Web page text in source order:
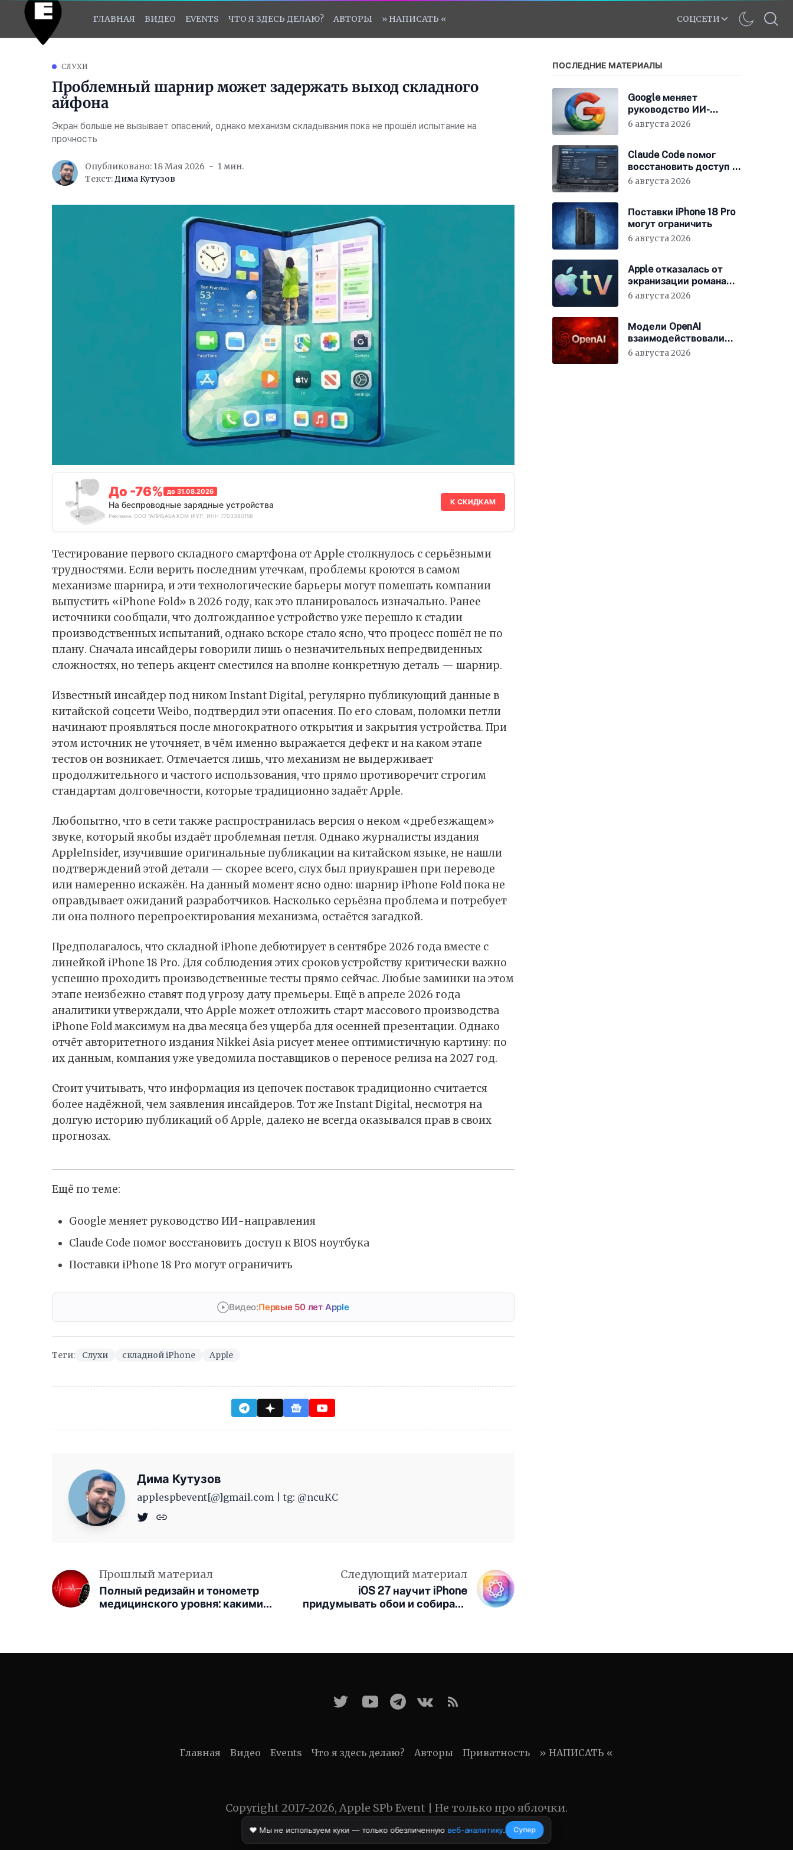
ГЛАВНАЯ ВИДЕО EVENTS ЧТО Я ЗДЕСЬ ДЕЛАЮ? АВТОРЫ » НАПИСАТЬ « СОЦСЕТИ
СЛУХИ
Проблемный шарнир может задержать выход складного
айфона
Экран больше не вызывает опасений, однако механизм складывания пока не прошёл испытание на
прочность
Опубликовано: 18 Мая 2026
1 мин.
Текст:Дима Кутузов
До -76% до 31.08.2026
На беспроводные зарядные устройства
Реклама. ООО "АЛИБАБА.КОМ (РУ)", ИНН 7703380158
К СКИДКАМ
Тестирование первого складного смартфона от Apple столкнулось с серьёзными
трудностями. Если верить последним утечкам, проблемы кроются в самом
механизме шарнира, и эти технологические барьеры могут помешать компании
выпустить «iPhone Fold» в 2026 году, как это планировалось изначально. Ранее
источники сообщали, что долгожданное устройство уже перешло к стадии
производственных испытаний, однако вскоре стало ясно, что процесс пошёл не по
плану. Сначала инсайдеры говорили лишь о незначительных непредвиденных
сложностях, но теперь акцент сместился на вполне конкретную деталь — шарнир.
Известный инсайдер под ником Instant Digital, регулярно публикующий данные в
китайской соцсети Weibo, подтвердилэти опасения. По его словам, поломки петли
начинают проявляться после многократного открытия и закрытия устройства. При
этом источник не уточняет, в чём именно выражается дефект и на каком этапе
тестов он возникает. Отмечается лишь, что механизм не выдерживает
продолжительного и частого использования, что прямо противоречит строгим
стандартам долговечности, которые традиционно задаёт Apple.
Любопытно, что в сети также распространилась версия о неком «дребезжащем»
звуке, который якобы издаёт проблемная петля. Однако журналисты издания
AppleInsider, изучившие оригинальные публикации на китайском языке, не нашли
подтверждений этой детали — скорее всего, слух был приукрашен при переводе
или намеренно искажён. На данный момент ясно одно: шарнир iPhone Fold пока не
оправдывает ожиданий разработчиков. Насколько серьёзна проблема и потребует
ли она полного перепроектирования механизма, остаётся загадкой.
Предполагалось, что складной iPhone дебютирует в сентябре 2026 года вместе с
линейкой iPhone 18 Pro. Для соблюдения этих сроков устройству критически важно
успешно проходить производственные тесты прямо сейчас. Любые заминки на этом
этапе неизбежно ставят под угрозу дату премьеры. Ещё в апреле 2026 года
аналитики утверждали, что Apple может отложить старт массового производства
iPhone Fold максимум на два месяца без ущерба для осенней презентации. Однако
отчёт авторитетного издания Nikkei Asia рисует менее оптимистичную картину: по
их данным, компания уже уведомила поставщиков о переносе релиза на 2027 год.
Стоит учитывать, что информация из цепочек поставок традиционно считается
более надёжной, чем заявления инсайдеров. Тот же Instant Digital, несмотря на
долгую историю публикаций об Apple, далеко не всегда оказывался прав в своих
прогнозах.
Ещё по теме:
Google меняет руководство ИИ-направления
Claude Code помог восстановить доступ к BIOS ноутбука
Поставки iPhone 18 Pro могут ограничить
Видео:Первые 50 лет Apple
Теги: Слухи складной iPhone Apple
Дима Кутузов
applespbevent[@]gmail.com | tg: @ncuKC
Прошлый материал
Полный редизайн и тонометр
медицинского уровня: какими
Следующий материал
iOS 27 научит iPhone
придумывать обои и собирать
ПОСЛЕДНИЕ МАТЕРИАЛЫ
Google меняет
руководство ИИ-
направления
6 августа 2026
Claude Code помог
восстановить доступ к
BIOS ноутбука
6 августа 2026
Поставки iPhone 18 Pro
могут ограничить
6 августа 2026
Apple отказалась от
экранизации романа
Тома Вулфа
6 августа 2026
Модели OpenAI
взаимодействовали
между собой до
6 августа 2026
Главная Видео Events Что я здесь делаю? Авторы Приватность » НАПИСАТЬ «
Copyright 2017-2026, Apple SPb Event | Не только про яблочки.
❤️ Мы не используем куки — только обезличенную веб-аналитику. Супер